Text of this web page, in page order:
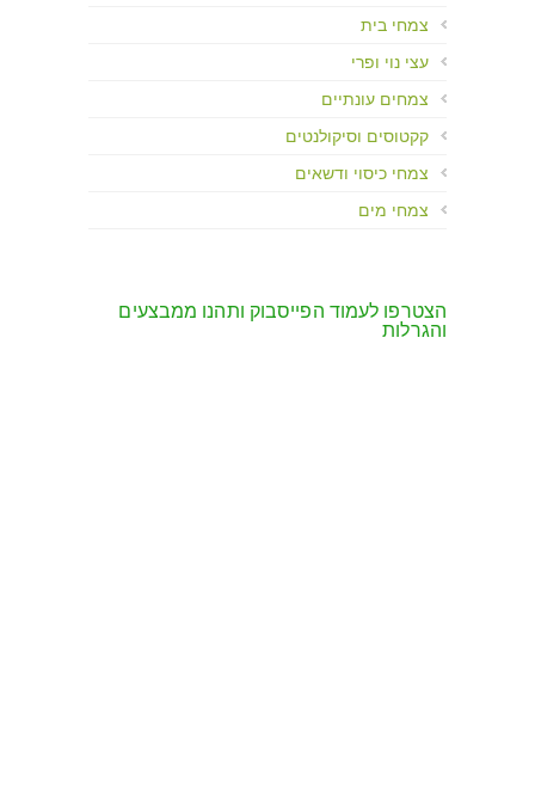
צמחי בית
עצי נוי ופרי
צמחים עונתיים
קקטוסים וסיקולנטים
צמחי כיסוי ודשאים
צמחי מים
הצטרפו לעמוד הפייסבוק ותהנו ממבצעים
והגרלות